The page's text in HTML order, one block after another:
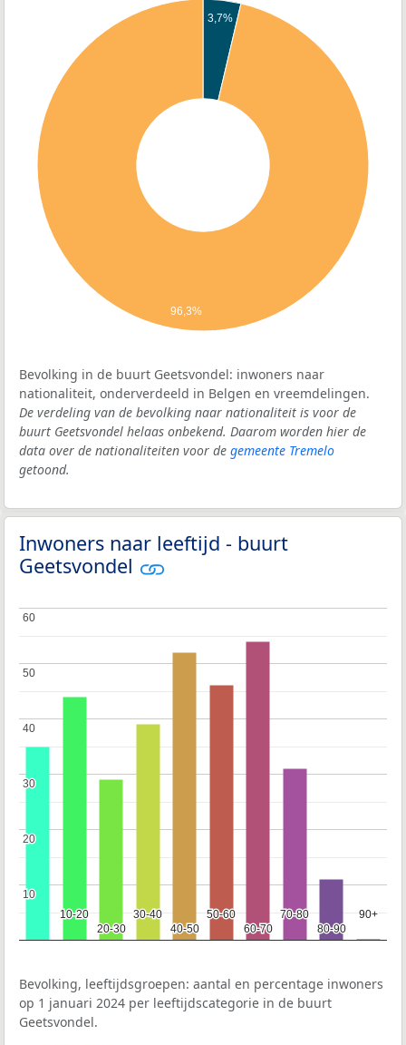
3,7%
96,3%
Bevolking in de buurt Geetsvondel: inwoners naar
nationaliteit, onderverdeeld in Belgen en vreemdelingen.
De verdeling van de bevolking naar nationaliteit is voor de
buurt Geetsvondel helaas onbekend. Daarom worden hier de
data over de nationaliteiten voor de gemeente Tremelo
getoond.
Inwoners naar leeftijd - buurt
Geetsvondel
10-20
10-20
20-30
20-30
30-40
30-40
40-50
40-50
50-60
50-60
60-70
60-70
70-80
70-80
80-90
80-90
90+
90+
10
10
20
20
30
30
40
40
50
50
60
60
Bevolking, leeftijdsgroepen: aantal en percentage inwoners
op 1 januari 2024 per leeftijdscategorie in de buurt
Geetsvondel.